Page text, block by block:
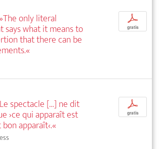
only literal
what it means to
that there can be
p
gratis
spectacle […] ne dit
›ce qui apparaît est
apparaît‹.«
p
gratis